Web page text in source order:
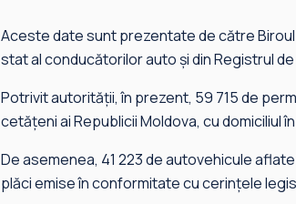
Aceste date sunt prezentate de către
stat al conducătorilor auto și din Registrul
Potrivit autorității, în prezent, 59 715 de
cetățeni ai Republicii Moldova, cu domiciliul
De asemenea, 41 223 de autovehicule
plăci emise în conformitate cu cerințele